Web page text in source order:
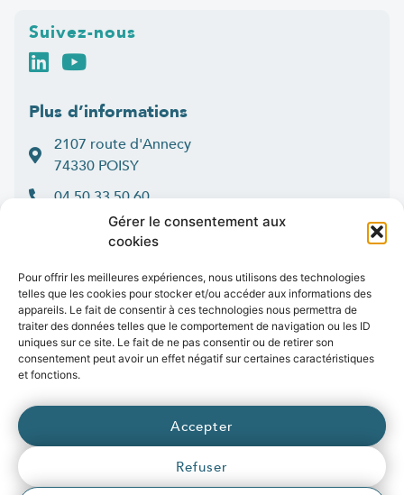
Gérer le consentement aux
cookies
Pour offrir les meilleures expériences, nous utilisons des technologies
telles que les cookies pour stocker et/ou accéder aux informations des
appareils. Le fait de consentir à ces technologies nous permettra de
traiter des données telles que le comportement de navigation ou les ID
uniques sur ce site. Le fait de ne pas consentir ou de retirer son
consentement peut avoir un effet négatif sur certaines caractéristiques
et fonctions.
Accepter
Refuser
Suivez-nous
Plus d’informations
2107 route d'Annecy
74330 POISY
04 50 33 50 60
Lun > jeu : 9h-12h et 14h-16h30
9h-12h et 14h-16h
Contact
Marchés publicsPressePublications VidéosOpen data
fibre syanchaleur.fr
/
eborn.fr
© 2026 Syane